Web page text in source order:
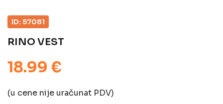
ID: 57081
RINO VEST
18.99 €
(u cene nije uračunat PDV)